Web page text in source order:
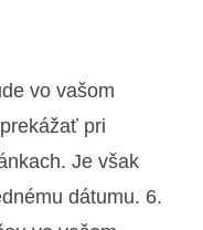
vo vašom
pri
Je však
dátumu. 6.